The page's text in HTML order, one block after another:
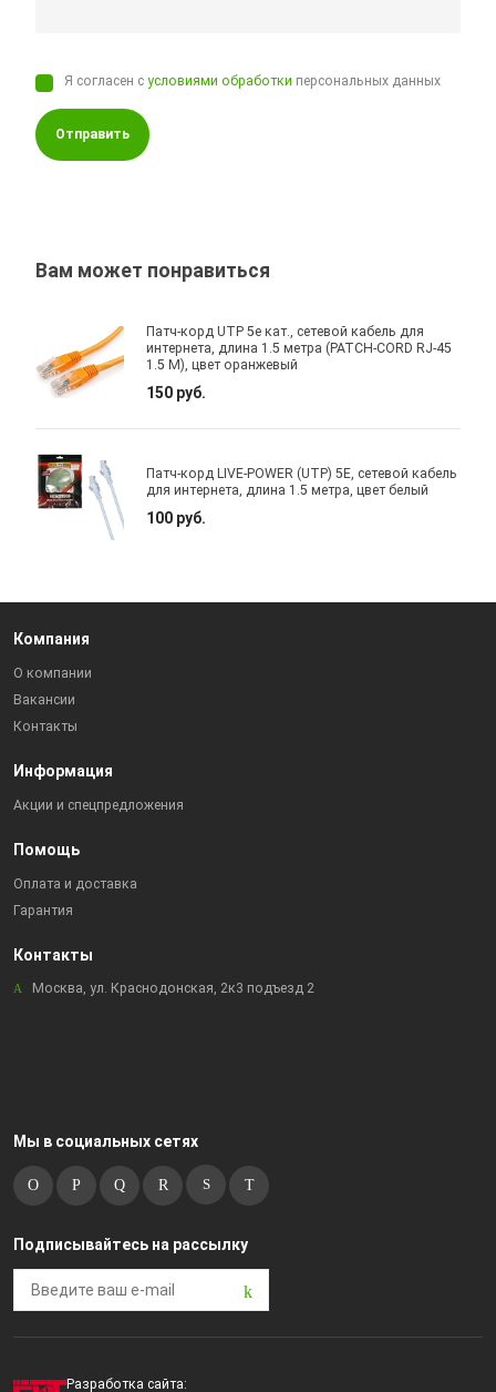
Я согласен сусловиями обработки персональных данных
Отправить
Вам может понравиться
Патч-корд UTP 5e кат., сетевой кабель для
интернета, длина 1.5 метра (PATCH-CORD RJ-45
1.5 M), цвет оранжевый
150 руб.
Патч-корд LIVE-POWER (UTP) 5E, сетевой кабель
для интернета, длина 1.5 метра, цвет белый
100 руб.
Компания
О компании
Вакансии
Контакты
Информация
Акции и спецпредложения
Помощь
Оплата и доставка
Гарантия
Контакты
Москва, ул. Краснодонская, 2к3 подъезд 2
Мы в социальных сетях
Подписывайтесь на рассылку
Разработка сайта: